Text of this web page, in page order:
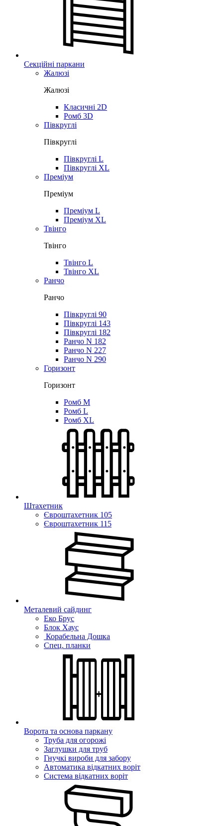
Секційні паркани
Жалюзі
Жалюзі
Класичні 2D
Ромб 3D
Півкруглі
Півкруглі
Півкруглі L
Півкруглі XL
Преміум
Преміум
Преміум L
Преміум XL
Твінго
Твінго
Твінго L
Твінго XL
Ранчо
Ранчо
Півкруглі 90
Півкруглі 143
Півкруглі 182
Ранчо N 182
Ранчо N 227
Ранчо N 290
Горизонт
Горизонт
Ромб M
Ромб L
Ромб XL
Штахетник
Євроштахетник 105
Євроштахетник 115
Металевий сайдинг
Еко Брус
Блок Хаус
Корабельна Дошка
Спец. планки
Ворота та основа паркану
Труба для огорожі
Заглушки для труб
Гнучкі вироби для забору
Автоматика відкатних воріт
Система відкатних воріт